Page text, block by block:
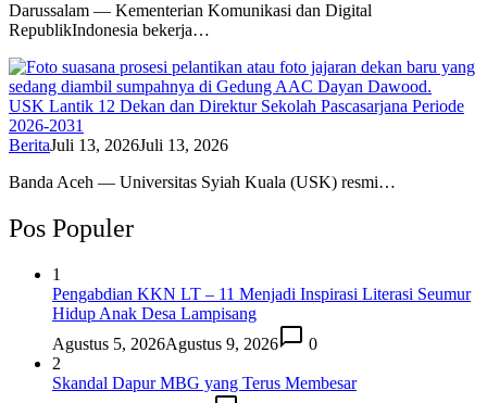
Darussalam — Kementerian Komunikasi dan Digital
RepublikIndonesia bekerja…
USK Lantik 12 Dekan dan Direktur Sekolah Pascasarjana Periode
2026-2031
BeritaJuli 13, 2026Juli 13, 2026
Banda Aceh — Universitas Syiah Kuala (USK) resmi…
Pos Populer
1
Pengabdian KKN LT – 11 Menjadi Inspirasi Literasi Seumur
Hidup Anak Desa Lampisang
Agustus 5, 2026Agustus 9, 2026
0
2
Skandal Dapur MBG yang Terus Membesar